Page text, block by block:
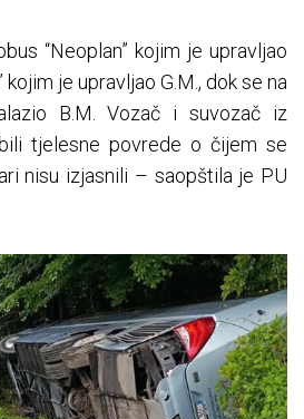
“Neoplan” kojim je upravljao
kojim je upravljao G.M., dok se na
B.M. Vozač i suvozač iz
tjelesne povrede o čijem se
nisu izjasnili – saopštila je PU